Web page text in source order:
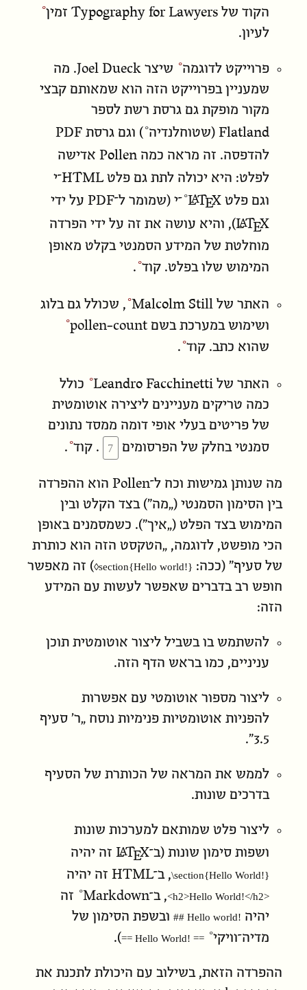
הקוד של Typography for Lawyers זמין
לעיון.
פרוייקט לדוגמה
שיצר Joel Dueck. מה
שמעניין בפרוייקט הזה הוא שמאותם קבצי
מקור מופקת גם גרסת רשת לספר
Flatland
(שטוחלנדיה ) וגם גרסת PDF
להדפסה. זה מראה כמה Pollenאדישה
לפלט: היא יכולה לתת גם פלט HTML־י
וגם פלט
LATEX ־י (שמומר ל־PDF על ידי
LATEX
), והיא עושה את זה על ידי הפרדה
מוחלטת של המידע הסמנטי בקלט מאופן
המימוש שלו בפלט. קוד .
האתר של Malcolm Still , שכולל גם בלוג
ושימוש במערכת בשםpollen-count
שהוא כתב. קוד .
האתר של Leandro Facchinetti
כולל
כמה טריקים מעניינים ליצירה אוטומטית
של פריטים בעלי אופי דומה ממסד נתונים
סמנטי בחלק של הפרסומים
.קוד .
מה שנותן גמישות וכח ל־Pollen הוא ההפרדה
בין הסימון הסמנטי („מה”) בצד הקלט ובין
המימוש בצד הפלט („איך”). כשמסמנים באופן
הכי מופשט, לדוגמה, „הטקסט הזה הוא כותרת
של סעיף” (ככה:
◊section{Hello world!}‎ ) זה מאפשר
חופש רב בדברים שאפשר לעשות עם המידע
הזה:
להשתמש בו בשביל ליצור אוטומטית תוכן
עניניים, כמו בראש הדף הזה.
ליצור מספור אוטומטי עם אפשרות
להפניות אוטומטיות פנימיות נוסח „ר׳ סעיף
3.5”.
לממש את המראה של הכותרת של הסעיף
בדרכים שונות.
ליצור פלט שמותאם למערכות שונות
ושפות סימון שונות (ב־
LATEX זה יהיה
‎\section{Hello World!}‎, ב־HTML זה יהיה
‎<h2>Hello World!</h2>‎, ב־Markdown
זה
יהיה ‎## Hello world!‎ובשפת הסימון של
מדיה־וויקי
‎== Hello World! ==‎
).
ההפרדה הזאת, בשילוב עם היכולת לתכנת את